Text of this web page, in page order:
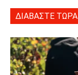
ΔΙΑΒΑΣΤΕ ΤΩΡΑ